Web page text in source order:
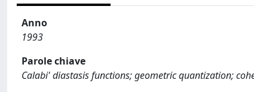
Anno
1993
Parole chiave
Calabi' diastasis functions; geometric quantization;